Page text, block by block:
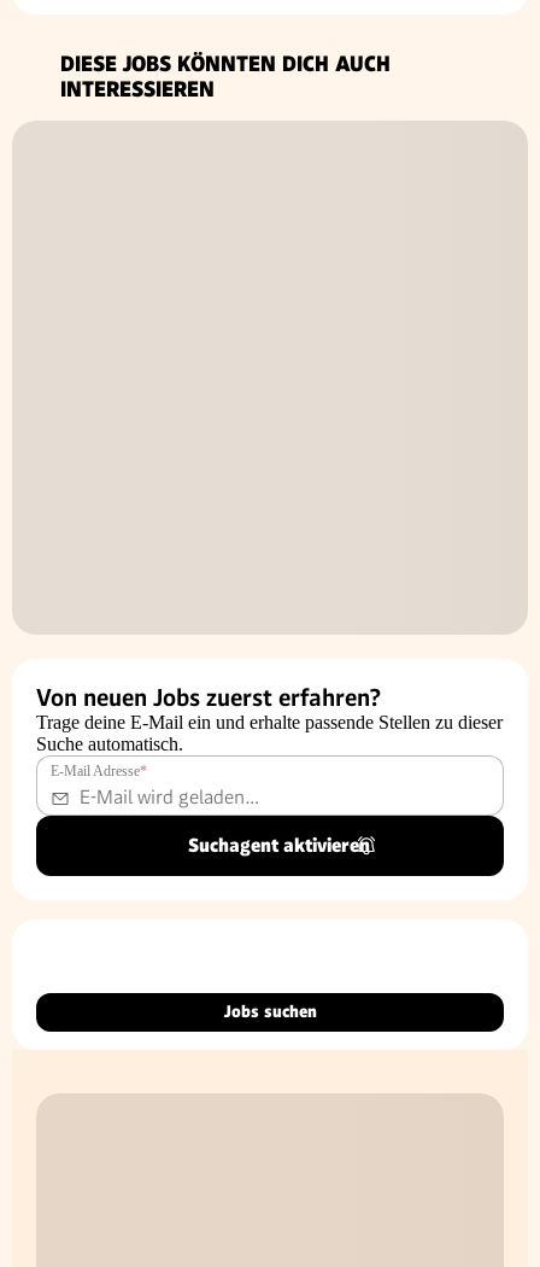
DIESE JOBS KÖNNTEN DICH AUCH
INTERESSIEREN
Von neuen Jobs zuerst erfahren?
Trage deine E-Mail ein und erhalte passende Stellen zu dieser
Suche automatisch.
E-Mail Adresse*
Suchagent aktivieren
Jobs suchen